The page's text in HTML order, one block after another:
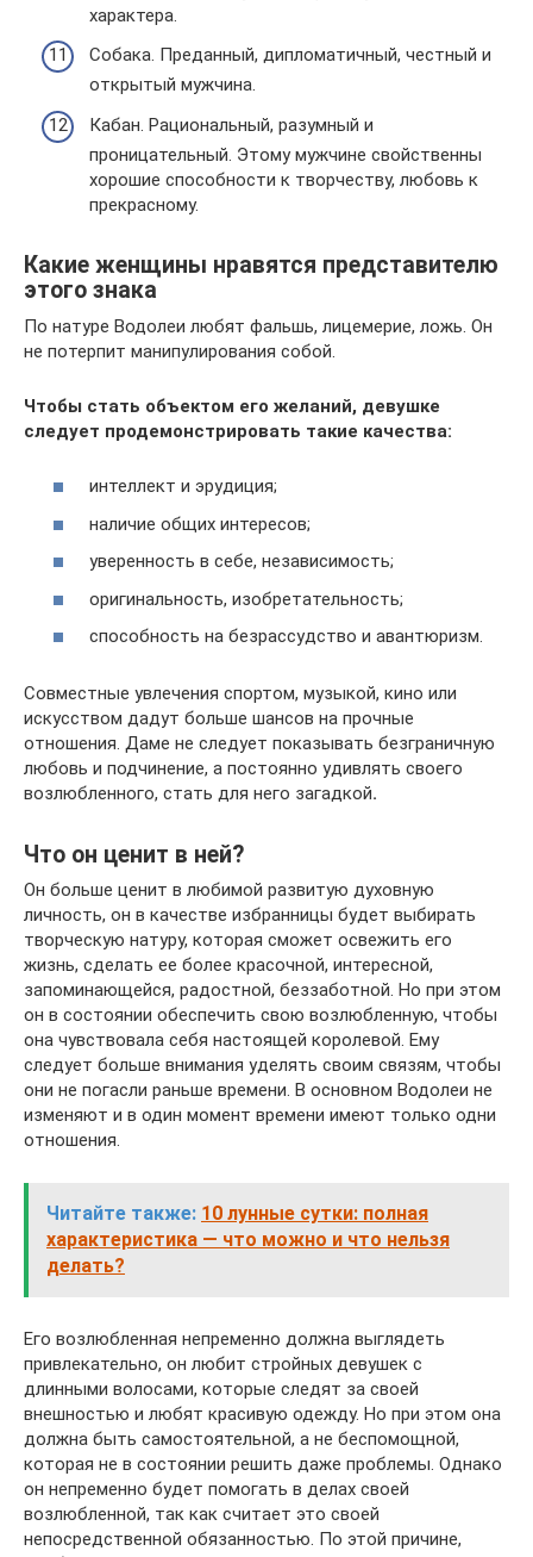
характера.
Собака. Преданный, дипломатичный, честный и
открытый мужчина.
Кабан. Рациональный, разумный и
проницательный. Этому мужчине свойственны
хорошие способности к творчеству, любовь к
прекрасному.
Какие женщины нравятся представителю
этого знака
По натуре Водолеи любят фальшь, лицемерие, ложь. Он
не потерпит манипулирования собой.
Чтобы стать объектом его желаний, девушке
следует продемонстрировать такие качества:
интеллект и эрудиция;
наличие общих интересов;
уверенность в себе, независимость;
оригинальность, изобретательность;
способность на безрассудство и авантюризм.
Совместные увлечения спортом, музыкой, кино или
искусством дадут больше шансов на прочные
отношения. Даме не следует показывать безграничную
любовь и подчинение, а постоянно удивлять своего
возлюбленного, стать для него загадкой.
Что он ценит в ней?
Он больше ценит в любимой развитую духовную
личность, он в качестве избранницы будет выбирать
творческую натуру, которая сможет освежить его
жизнь, сделать ее более красочной, интересной,
запоминающейся, радостной, беззаботной. Но при этом
он в состоянии обеспечить свою возлюбленную, чтобы
она чувствовала себя настоящей королевой. Ему
следует больше внимания уделять своим связям, чтобы
они не погасли раньше времени. В основном Водолеи не
изменяют и в один момент времени имеют только одни
отношения.
Читайте также: 10 лунные сутки: полная
характеристика — что можно и что нельзя
делать?
Его возлюбленная непременно должна выглядеть
привлекательно, он любит стройных девушек с
длинными волосами, которые следят за своей
внешностью и любят красивую одежду. Но при этом она
должна быть самостоятельной, а не беспомощной,
которая не в состоянии решить даже проблемы. Однако
он непременно будет помогать в делах своей
возлюбленной, так как считает это своей
непосредственной обязанностью. По этой причине,